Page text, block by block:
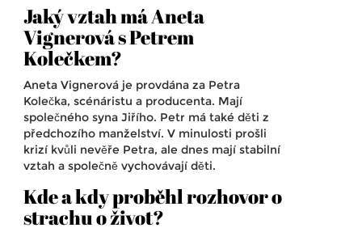
Jaký vztah má Aneta
Vignerová s Petrem
Kolečkem?
Aneta Vignerová je provdána za Petra
Kolečka, scénáristu a producenta. Mají
společného syna Jiřího. Petr má také děti z
předchozího manželství. V minulosti prošli
krizí kvůli nevěře Petra, ale dnes mají stabilní
vztah a společně vychovávají děti.
Kde a kdy proběhl rozhovor o
strachu o život?